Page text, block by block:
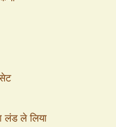
लंड ले लिया